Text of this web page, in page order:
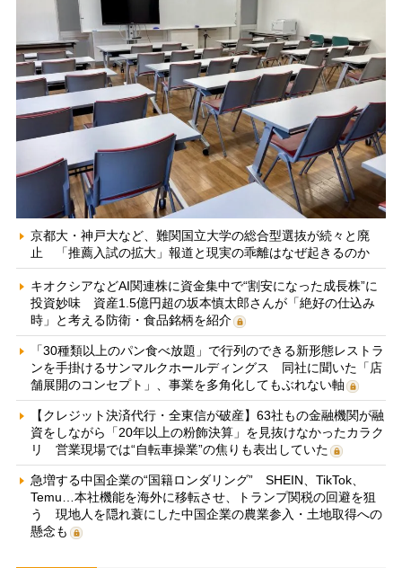
京都大・神戸大など、難関国立大学の総合型選抜が続々と廃
止 「推薦入試の拡大」報道と現実の乖離はなぜ起きるのか
キオクシアなどAI関連株に資金集中で“割安になった成長株”に
投資妙味 資産1.5億円超の坂本慎太郎さんが「絶好の仕込み
時」と考える防衛・食品銘柄を紹介
「30種類以上のパン食べ放題」で行列のできる新形態レストラ
ンを手掛けるサンマルクホールディングス 同社に聞いた「店
舗展開のコンセプト」、事業を多角化してもぶれない軸
【クレジット決済代行・全東信が破産】63社もの金融機関が融
資をしながら「20年以上の粉飾決算」を見抜けなかったカラク
リ 営業現場では“自転車操業”の焦りも表出していた
急増する中国企業の“国籍ロンダリング” SHEIN、TikTok、
Temu…本社機能を海外に移転させ、トランプ関税の回避を狙
う 現地人を隠れ蓑にした中国企業の農業参入・土地取得への
懸念も